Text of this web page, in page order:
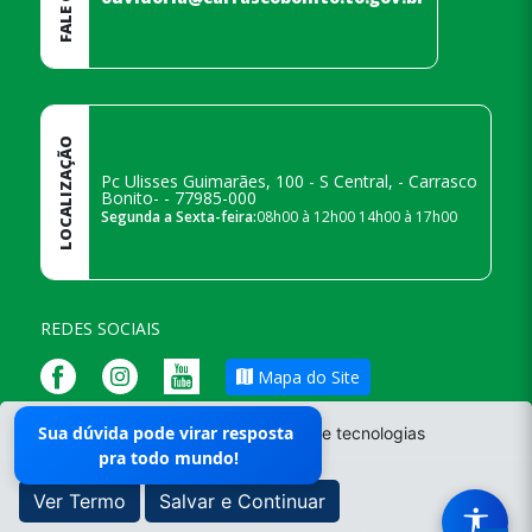
O site da Prefeitura não utiliza cookies e tecnologias
semelhantes.
Ver Termo Salvar e Continuar
LOCALIZAÇÃO Pc Ulisses Guimarães, 100 - S Central, - Carrasco
Bonito- - 77985-000
Segunda a Sexta-feira:08h00 à 12h00 14h00 à 17h00
REDES SOCIAIS
Mapa do Site
Responsável pelo Portal
Leticia
- Todos os direitos reservados ©| Desenvolvido porVale -
Sua dúvida pode virar resposta
pra todo mundo!